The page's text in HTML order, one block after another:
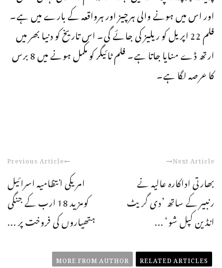
اور اس میں ہونے والی ہرچیز اور ہرواقعہ کے بارے میں ہے۔
فلم 22 اپریل کو ریلیز کی جائے گی۔ اس تاریخ کو دنیا بھر میں
ارتھ ڈے منایا جاتا ہے۔ فلم ٹائیگر کو مکمل ہونے میں 8 برس
کا عرصہ لگا ہے۔
Previous Article
امریکی انتظامیہ اسرائیل
کومزید 18 ارب کے جنگی
ہتھیاروں کی فروخت پر ...
Next Article
بھارتی اداکارہ عالیہ نے
رنبیر کے ساتھ ’دی گریٹ
انڈین کپل شو‘ ...
RELATED ARTICLES
MORE FROM AUTHOR